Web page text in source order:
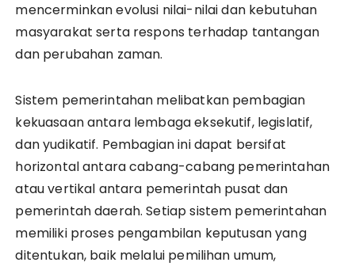
mencerminkan evolusi nilai-nilai dan kebutuhan
masyarakat serta respons terhadap tantangan
dan perubahan zaman.
Sistem pemerintahan melibatkan pembagian
kekuasaan antara lembaga eksekutif, legislatif,
dan yudikatif. Pembagian ini dapat bersifat
horizontal antara cabang-cabang pemerintahan
atau vertikal antara pemerintah pusat dan
pemerintah daerah. Setiap sistem pemerintahan
memiliki proses pengambilan keputusan yang
ditentukan, baik melalui pemilihan umum,